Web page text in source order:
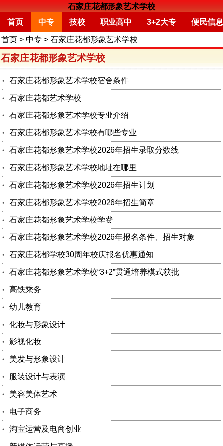
石家庄花都形象艺术学校
首页
中专 技校 职业高中 3+2大专 便民信息
首页 > 中专 > 石家庄花都形象艺术学校
石家庄花都形象艺术学校
石家庄花都形象艺术学校宿舍条件
石家庄花都艺术学校
石家庄花都形象艺术学校专业介绍
石家庄花都形象艺术学校有哪些专业
石家庄花都形象艺术学校2026年招生录取分数线
石家庄花都形象艺术学校地址在哪里
石家庄花都形象艺术学校2026年招生计划
石家庄花都形象艺术学校2026年招生简章
石家庄花都形象艺术学校学费
石家庄花都形象艺术学校2026年报名条件、招生对象
石家庄花都学校30周年校庆报名优惠通知
石家庄花都形象艺术学校“3+2”贯通培养模式获批
高铁乘务
幼儿教育
化妆与形象设计
影视化妆
美发与形象设计
服装设计与表演
美容美体艺术
电子商务
淘宝运营及电商创业